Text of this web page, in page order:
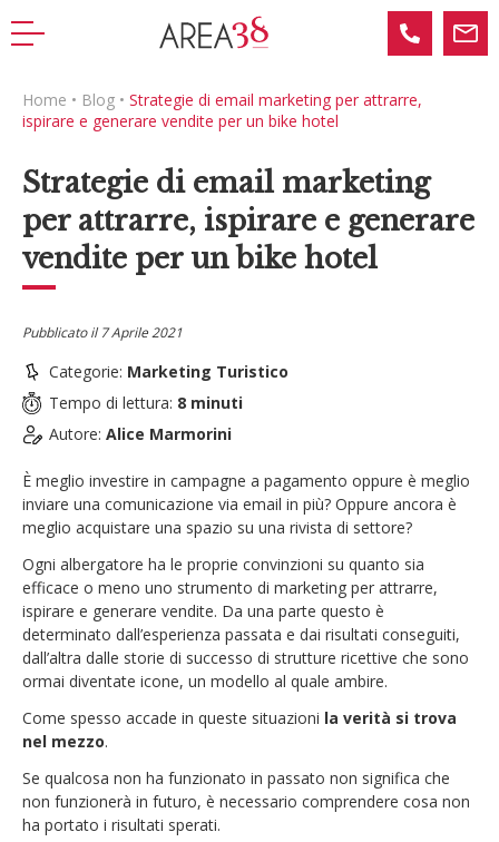
Home • Blog • Strategie di email marketing per attrarre,
ispirare e generare vendite per un bike hotel
Strategie di email marketing
per attrarre, ispirare e generare
vendite per un bike hotel
Pubblicato il7 Aprile 2021
Categorie: Marketing Turistico
Tempo di lettura: 8 minuti
Autore: Alice Marmorini
È meglio investire in campagne a pagamento oppure è meglio
inviare una comunicazione via email in più? Oppure ancora è
meglio acquistare una spazio su una rivista di settore?
Ogni albergatore ha le proprie convinzioni su quanto sia
efficace o meno uno strumento di marketing per attrarre,
ispirare e generare vendite. Da una parte questo è
determinato dall’esperienza passata e dai risultati conseguiti,
dall’altra dalle storie di successo di strutture ricettive che sono
ormai diventate icone, un modello al quale ambire.
Come spesso accade in queste situazioni la verità si trova
nel mezzo.
Se qualcosa non ha funzionato in passato non significa che
non funzionerà in futuro, è necessario comprendere cosa non
ha portato i risultati sperati.